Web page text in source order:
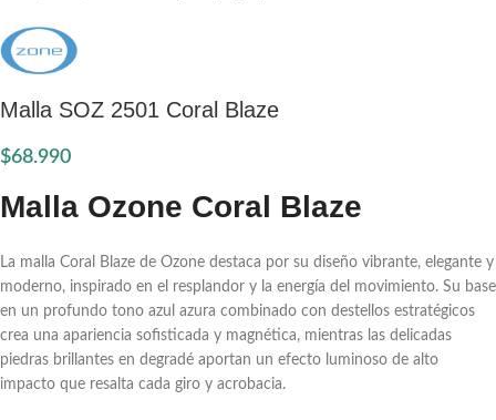
Malla SOZ 2501 Coral Blaze
$68.990
Malla Ozone Coral Blaze
La malla Coral Blaze de Ozone destaca por su diseño vibrante, elegante y
moderno, inspirado en el resplandor y la energía del movimiento. Su base
en un profundo tono azul azura combinado con destellos estratégicos
crea una apariencia sofisticada y magnética, mientras las delicadas
piedras brillantes en degradé aportan un efecto luminoso de alto
impacto que resalta cada giro y acrobacia.